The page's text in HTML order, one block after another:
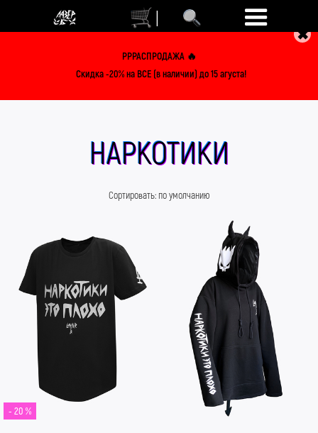
|
РРРАСПРОДАЖА 🔥
Скидка -20% на ВСЕ (в наличии) до 15 агуста!
✖
НАРКОТИКИ
Сортировать: по умолчанию
- 20 %